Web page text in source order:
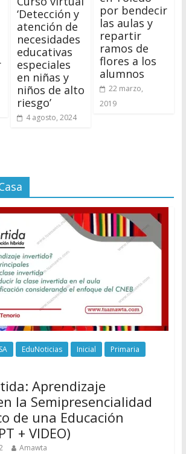
‘Detección y
atención de
necesidades
educativas
especiales
en niñas y
niños de alto
riesgo’
4 agosto, 2024
por bendecir
las aulas y
repartir
ramos de
flores a los
alumnos
22 marzo,
2019
EduNoticias Inicial
Primaria
Aprendizaje
la Semipresencialidad
de una Educación
+ VIDEO)
Amawta